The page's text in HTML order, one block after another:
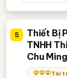
5
Thiết Bị
TNHH
Chu Ming
Tài